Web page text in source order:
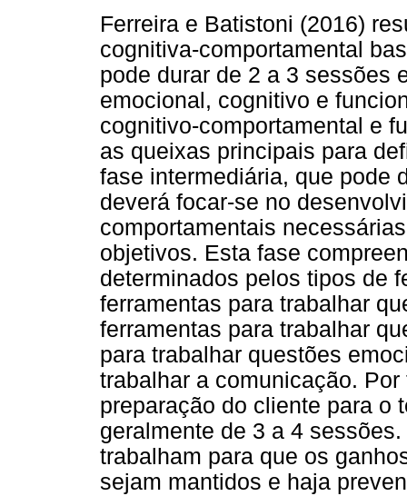
Ferreira e Batistoni (2016)
cognitiva-comportamental
pode durar de 2 a 3 sessões
emocional, cognitivo e
cognitivo-comportamental e
as queixas principais para
fase intermediária, que pode
deverá focar-se no
comportamentais
objetivos. Esta fase
determinados pelos tipos de
ferramentas para trabalhar
ferramentas para trabalhar
para trabalhar questões
trabalhar a comunicação.
preparação do cliente para o
geralmente de 3 a 4
trabalham para que os
sejam mantidos e haja